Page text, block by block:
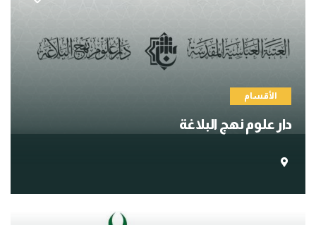
الأقسام
دار علوم نهج البلاغة